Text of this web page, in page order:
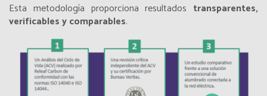
Esta metodología proporciona resultados transparentes,
verificables y comparables.